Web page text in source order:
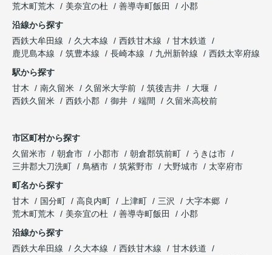
荒木町荒木
美奈宜の杜 善導寺町飯田
小郡
沿線から探す
西鉄大牟田線
久大本線 西鉄甘木線
甘木鉄道
鹿児島本線
筑豊本線 長崎本線 九州新幹線
西鉄太宰府線
駅から探す
甘木
南久留米 久留米大学前 筑後吉井
大堰
西鉄久留米
西鉄小郡 御井 端間 久留米高校前
市区町村から探す
久留米市
朝倉市 小郡市 朝倉郡筑前町
うきは市
三井郡大刀洗町
鳥栖市 筑紫野市 大野城市
太宰府市
町名から探す
甘木
国分町 高良内町 上津町 三沢
大字本郷
荒木町荒木
美奈宜の杜 善導寺町飯田
小郡
沿線から探す
西鉄大牟田線
久大本線 西鉄甘木線
甘木鉄道